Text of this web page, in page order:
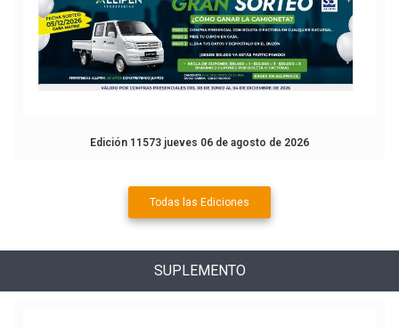
Edición 11573 jueves 06 de agosto de 2026
Todas las Ediciones
SUPLEMENTO